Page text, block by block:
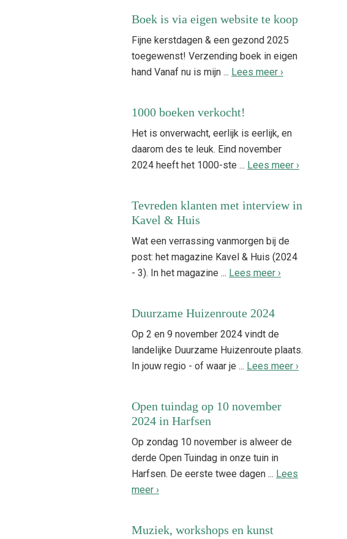
Boek is via eigen website te koop
Fijne kerstdagen & een gezond 2025
toegewenst! Verzending boek in eigen
hand Vanaf nu is mijn ... Lees meer ›
1000 boeken verkocht!
Het is onverwacht, eerlijk is eerlijk, en
daarom des te leuk. Eind november
2024 heeft het 1000-ste ... Lees meer ›
Tevreden klanten met interview in
Kavel & Huis
Wat een verrassing vanmorgen bij de
post: het magazine Kavel & Huis (2024
- 3). In het magazine ... Lees meer ›
Duurzame Huizenroute 2024
Op 2 en 9 november 2024 vindt de
landelijke Duurzame Huizenroute plaats.
In jouw regio - of waar je ... Lees meer ›
Open tuindag op 10 november
2024 in Harfsen
Op zondag 10 november is alweer de
derde Open Tuindag in onze tuin in
Harfsen. De eerste twee dagen ... Lees
meer ›
Muziek, workshops en kunst